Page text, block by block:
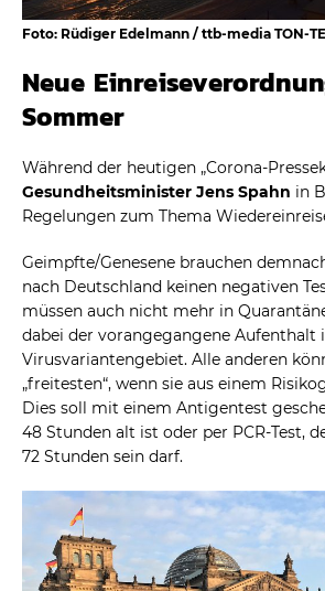
Foto: Rüdiger Edelmann / ttb-media TON-
Neue
Sommer
Während der heutigen „Corona-
Gesundheitsminister Jens Spahn in
Regelungen zum Thema
Geimpfte/Genesene brauchen
nach Deutschland keinen negativen
müssen auch nicht mehr in
dabei der vorangegangene Aufenthalt
Virusvariantengebiet. Alle anderen
„freitesten“, wenn sie aus einem
Dies soll mit einem Antigentest
48 Stunden alt ist oder per PCR-Test,
72 Stunden sein darf.